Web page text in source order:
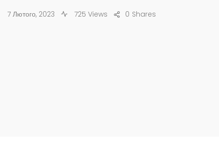
7 Лютого, 2023 725 Views Shares
0